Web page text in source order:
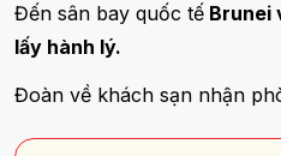
Đến sân bay quốc tế Brunei
lấy hành lý.
Đoàn về khách sạn nhận